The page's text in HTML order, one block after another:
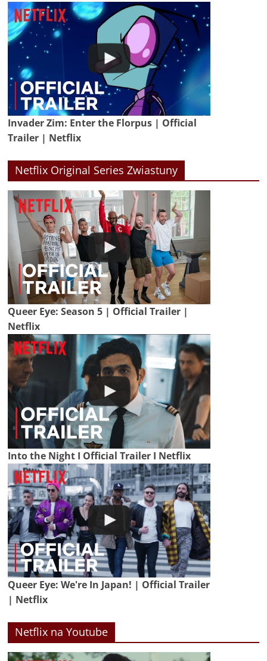
Invader Zim: Enter the Florpus | Official
Trailer | Netflix
Netflix Original Series Zwiastuny
Queer Eye: Season 5 | Official Trailer |
Netflix
Into the Night I Official Trailer I Netflix
Queer Eye: We're In Japan! | Official Trailer
| Netflix
Netflix na Youtube